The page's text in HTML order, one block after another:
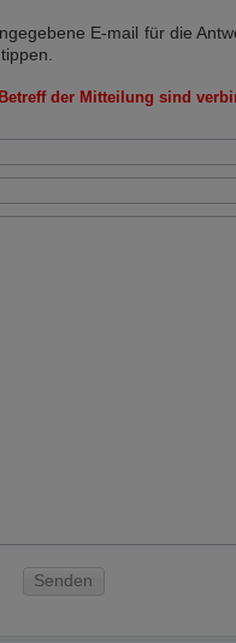
E-mail für die
der Mitteilung sind
Senden